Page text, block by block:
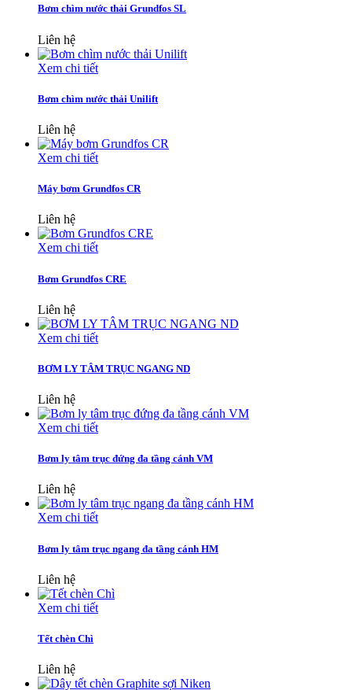
Bơm chìm nước thải Grundfos SL
Liên hệ
Xem chi tiết
Bơm chìm nước thải Unilift
Liên hệ
Xem chi tiết
Máy bơm Grundfos CR
Liên hệ
Xem chi tiết
Bơm Grundfos CRE
Liên hệ
Xem chi tiết
BƠM LY TÂM TRỤC NGANG ND
Liên hệ
Xem chi tiết
Bơm ly tâm trục đứng đa tầng cánh VM
Liên hệ
Xem chi tiết
Bơm ly tâm trục ngang đa tầng cánh HM
Liên hệ
Xem chi tiết
Tết chèn Chì
Liên hệ